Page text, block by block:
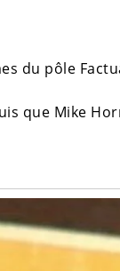
du pôle
que Mike